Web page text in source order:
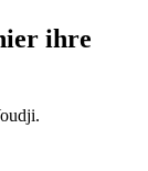
ihre